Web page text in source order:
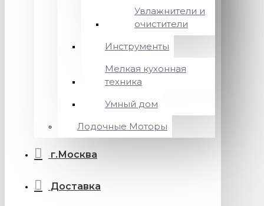
Увлажнители и
очистители
Инструменты
Мелкая кухонная
техника
Умный дом
Лодочные Моторы
г.Москва
Доставка